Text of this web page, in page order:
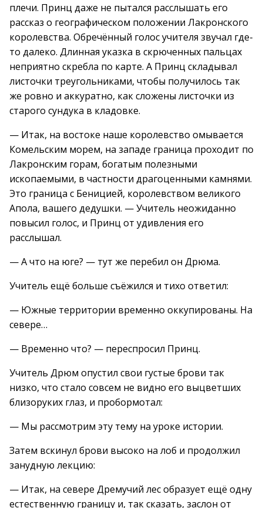
плечи. Принц даже не пытался расслышать его
рассказ о географическом положении Лакронского
королевства. Обречённый голос учителя звучал где-
то далеко. Длинная указка в скрюченных пальцах
неприятно скребла по карте. А Принц складывал
листочки треугольниками, чтобы получилось так
же ровно и аккуратно, как сложены листочки из
старого сундука в кладовке.
— Итак, на востоке наше королевство омывается
Комельским морем, на западе граница проходит по
Лакронским горам, богатым полезными
ископаемыми, в частности драгоценными камнями.
Это граница с Беницией, королевством великого
Апола, вашего дедушки. — Учитель неожиданно
повысил голос, и Принц от удивления его
расслышал.
— А что на юге? — тут же перебил он Дрюма.
Учитель ещё больше съёжился и тихо ответил:
— Южные территории временно оккупированы. На
севере…
— Временно что? — переспросил Принц.
Учитель Дрюм опустил свои густые брови так
низко, что стало совсем не видно его выцветших
близоруких глаз, и пробормотал:
— Мы рассмотрим эту тему на уроке истории.
Затем вскинул брови высоко на лоб и продолжил
занудную лекцию:
— Итак, на севере Дремучий лес образует ещё одну
естественную границу и, так сказать, заслон от